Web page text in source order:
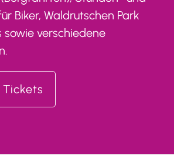
Biker, Waldrutschen Park
sowie verschiedene